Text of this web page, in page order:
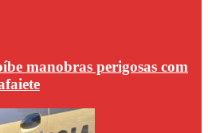
manobras perigosas com